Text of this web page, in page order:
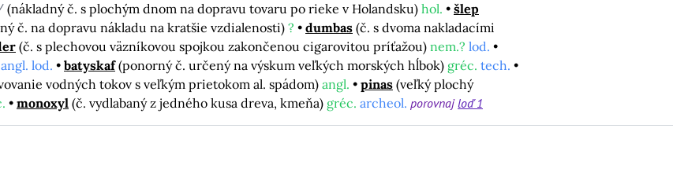
(nákladný č. s plochým dnom na dopravu tovaru po rieke v Holandsku) hol.
šlep
č. na dopravu nákladu na kratšie vzdialenosti) ? dumbas (č. s dvoma nakladacími
(č. s plechovou väzníkovou spojkou zakončenou cigarovitou príťažou) nem.? lod.
angl. lod. batyskaf (ponorný č. určený na výskum veľkých morských hĺbok) gréc. tech.
vodných tokov s veľkým prietokom al. spádom) angl. pinas (veľký plochý
monoxyl (č. vydlabaný z jedného kusa dreva, kmeňa) gréc. archeol. porovnajloď 1